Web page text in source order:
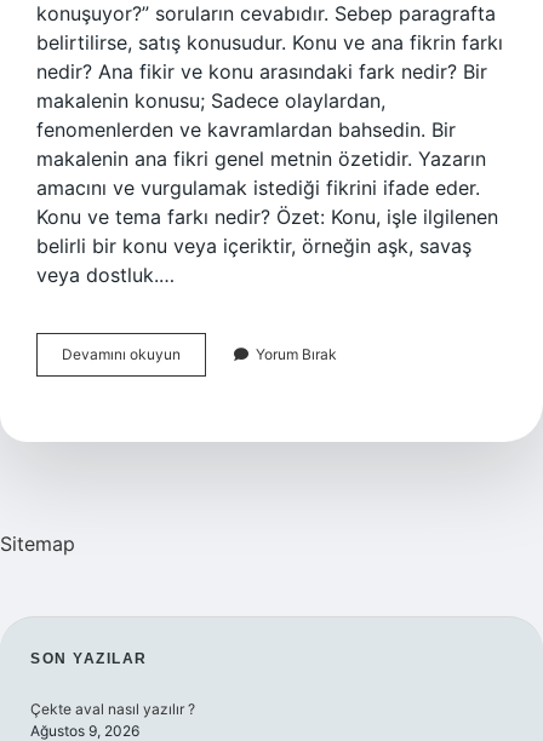
konuşuyor?” soruların cevabıdır. Sebep paragrafta
belirtilirse, satış konusudur. Konu ve ana fikrin farkı
nedir? Ana fikir ve konu arasındaki fark nedir? Bir
makalenin konusu; Sadece olaylardan,
fenomenlerden ve kavramlardan bahsedin. Bir
makalenin ana fikri genel metnin özetidir. Yazarın
amacını ve vurgulamak istediği fikrini ifade eder.
Konu ve tema farkı nedir? Özet: Konu, işle ilgilenen
belirli bir konu veya içeriktir, örneğin aşk, savaş
veya dostluk.…
Devamını okuyun
Nedir
Yorum Bırak
Sitemap
SIDEBAR
SON YAZILAR
Çekte aval nasıl yazılır ?
Ağustos 9, 2026